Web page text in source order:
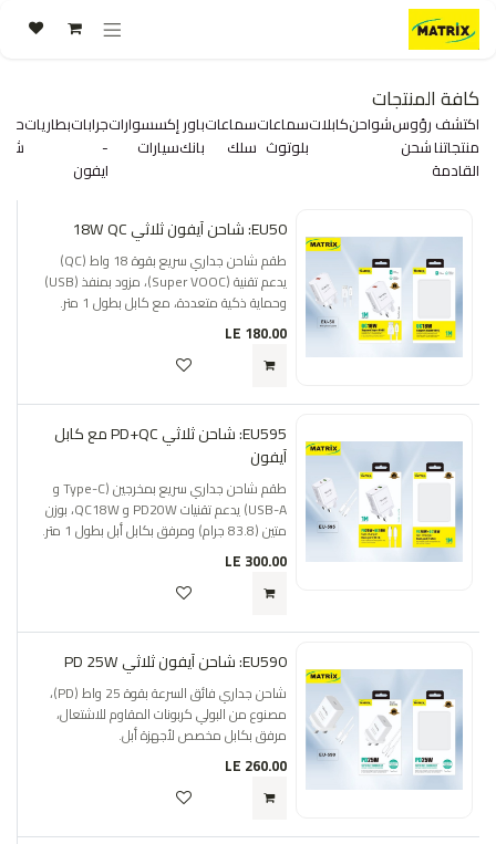
تخطي للذهاب إلى المحتوى
كافة المنتجات
اكتشف
منتجاتنا
القادمة
رؤوس
شحن
شواحنكابلاتسماعات
بلوتوث
سماعات
سلك
باور
بانك
إكسسوارات
سيارات
جرابات
-
ايفون
بطاريات
EU50: شاحن آيفون ثلاثي 18W QC
طقم شاحن جداري سريع بقوة 18 واط (QC)
يدعم تقنية (Super VOOC)، مزود بمنفذ (USB)
وحماية ذكية متعددة، مع كابل بطول 1 متر.
180.00
EU595: شاحن ثلاثي PD+QC مع كابل
آيفون
طقم شاحن جداري سريع بمخرجين (Type-C و
USB-A) يدعم تقنيات PD20W و QC18W، بوزن
متين (83.8 جرام) ومرفق بكابل أبل بطول 1 متر.
300.00
EU590: شاحن آيفون ثلاثي PD 25W
شاحن جداري فائق السرعة بقوة 25 واط (PD)،
مصنوع من البولي كربونات المقاوم للاشتعال،
مرفق بكابل مخصص لأجهزة أبل.
260.00